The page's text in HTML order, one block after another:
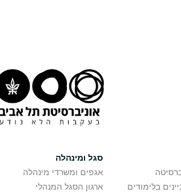
בלימודים
סגל ומינהלה
אגפים ומשרדי מינהלה
ארגון הסגל המנהלי